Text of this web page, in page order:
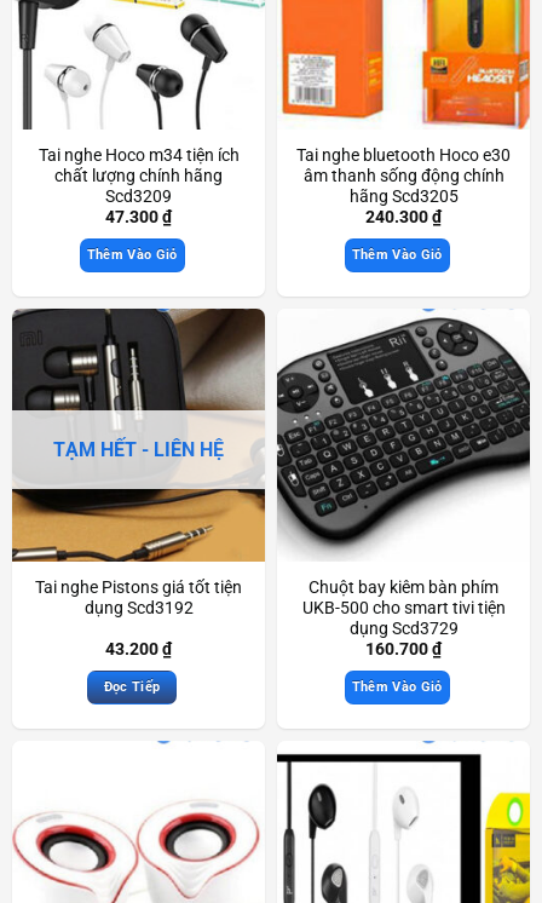
Tai nghe Hoco m34 tiện ích
chất lượng chính hãng
Scd3209
47.300₫
Thêm Vào Giỏ
Tai nghe bluetooth Hoco e30
âm thanh sống động chính
hãng Scd3205
240.300₫
Thêm Vào Giỏ
TẠM HẾT - LIÊN HỆ
Tai nghe Pistons giá tốt tiện
dụng Scd3192
43.200₫
Đọc Tiếp
Chuột bay kiêm bàn phím
UKB-500 cho smart tivi tiện
dụng Scd3729
160.700₫
Thêm Vào Giỏ